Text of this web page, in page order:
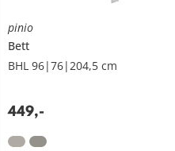
pinio
Bett
BHL 96|76|204,5 cm
449,-